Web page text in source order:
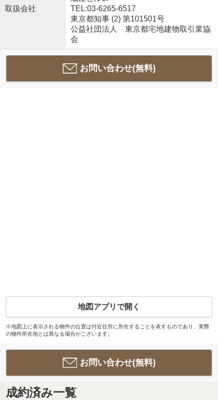
取扱会社
TEL:03-6265-6517
東京都知事 (2) 第101501号
公益社団法人 東京都宅地建物取引業協
会
お問い合わせ(無料)
地図アプリで開く
※地図上に表示される物件の位置は付近住所に所在することを表すものであり、実際
の物件所在地とは異なる場合がございます。
お問い合わせ(無料)
成約済み一覧